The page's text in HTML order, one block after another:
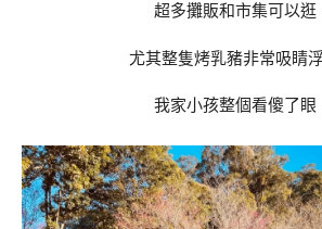
超多攤販和市集可以逛
尤其整隻烤乳豬非常吸睛浮
我家小孩整個看傻了眼